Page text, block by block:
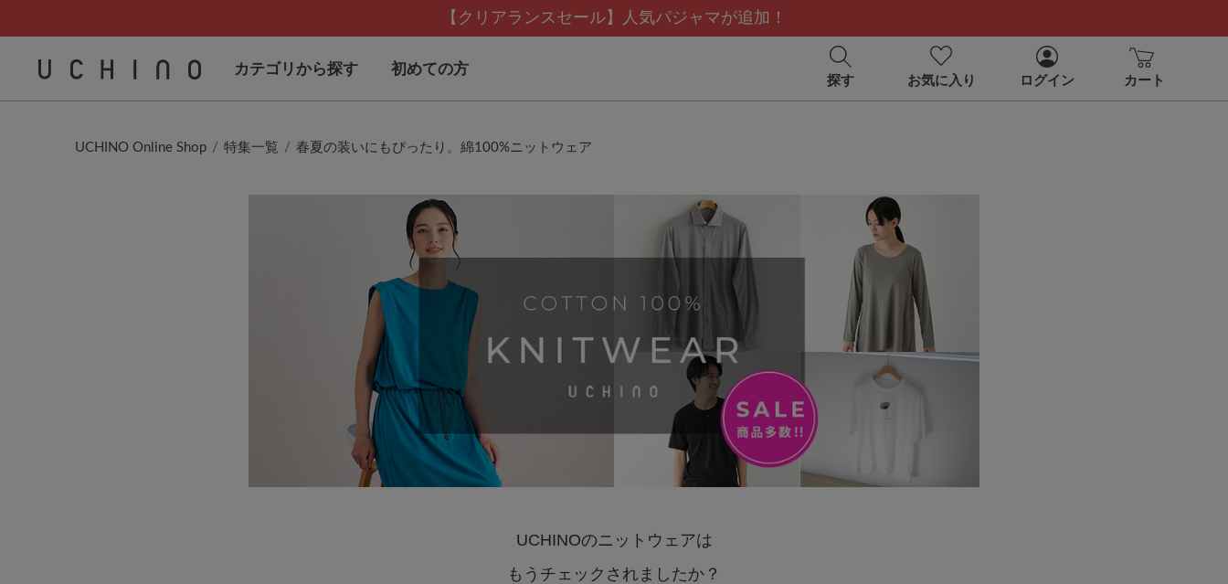
【クリアランスセール】人気パジャマが追加！
カテゴリから探す 初めての方
ログイン カート
お気に入り
探す
UCHINO Online Shop 特集一覧 春夏の装いにもぴったり。綿100%ニットウェア
UCHINOのニットウェアは
もうチェックされましたか？